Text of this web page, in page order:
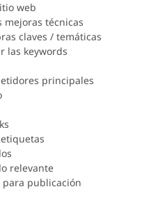
web
técnicas
claves / temáticas
las keywords
principales
relevante
para publicación